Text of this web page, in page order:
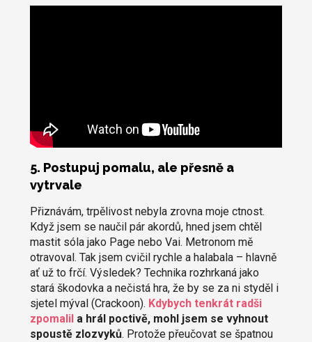
5. Postupuj pomalu, ale přesně a
vytrvale
Přiznávám, trpělivost nebyla zrovna moje ctnost.
Když jsem se naučil pár akordů, hned jsem chtěl
mastit sóla jako Page nebo Vai. Metronom mě
otravoval. Tak jsem cvičil rychle a halabala – hlavně
ať už to frčí. Výsledek? Technika rozhrkaná jako
stará škodovka a nečistá hra, že by se za ni styděl i
sjetel mýval (Crackoon). Kdybych tenkrát radši
zpomalil a hrál poctivě, mohl jsem se vyhnout
spoustě zlozvyků. Protože přeučovat se špatnou